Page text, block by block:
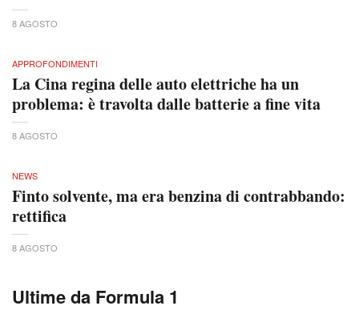
8 AGOSTO
APPROFONDIMENTI
La Cina regina delle auto elettriche ha un
problema: è travolta dalle batterie a fine vita
8 AGOSTO
NEWS
Finto solvente, ma era benzina di contrabbando:
rettifica
8 AGOSTO
Ultime da Formula 1